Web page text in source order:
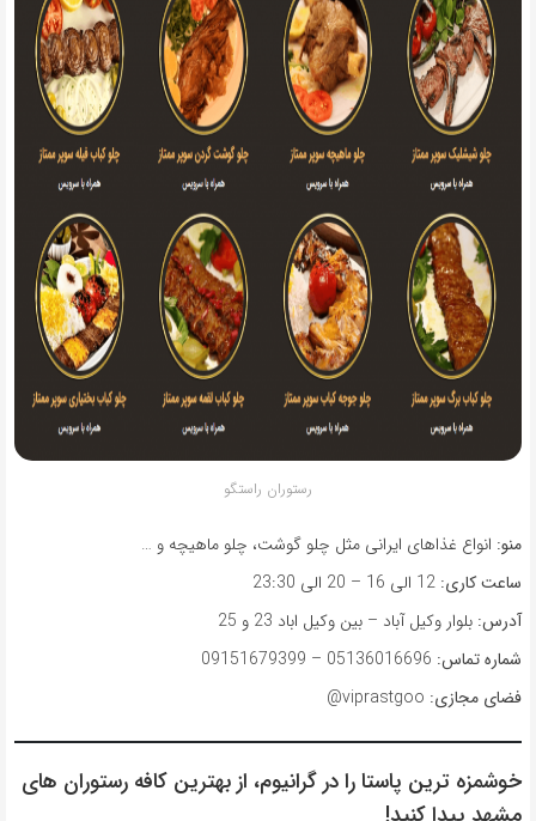
رستوران راستگو
منو: انواع غذاهای ایرانی مثل چلو گوشت، چلو ماهیچه و …
ساعت کاری:
آدرس: بلوار وکیل آباد – بین وکیل اباد 23 و 25
شماره تماس:
فضای مجازی:
خوشمزه ترین پاستا را در گرانیوم، از بهترین کافه رستوران های